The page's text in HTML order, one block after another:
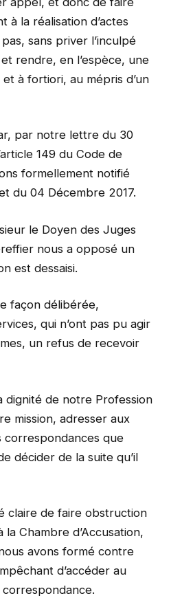
à la réalisation d’actes
sans priver l’inculpé
rendre, en l’espèce, une
à fortiori, au mépris d’un
par notre lettre du 30
149 du Code de
formellement notifié
du 04 Décembre 2017.
le Doyen des Juges
nous a opposé un
est dessaisi.
façon délibérée,
qui n’ont pas pu agir
un refus de recevoir
de notre Profession
mission, adresser aux
correspondances que
décider de la suite qu’il
claire de faire obstruction
Chambre d’Accusation,
avons formé contre
d’accéder au